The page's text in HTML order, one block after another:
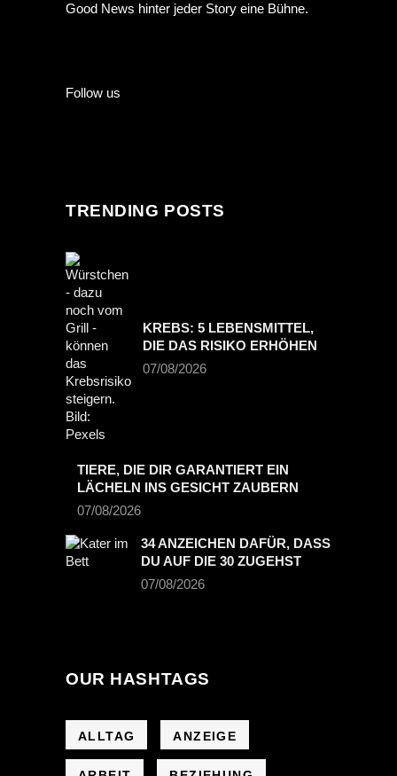
Good News hinter jeder Story eine Bühne.
Follow us
TRENDING POSTS
KREBS: 5 LEBENSMITTEL,
DIE DAS RISIKO ERHÖHEN
07/08/2026
TIERE, DIE DIR GARANTIERT EIN
LÄCHELN INS GESICHT ZAUBERN
07/08/2026
34 ANZEICHEN DAFÜR, DASS
DU AUF DIE 30 ZUGEHST
07/08/2026
OUR HASHTAGS
ALLTAG ANZEIGE